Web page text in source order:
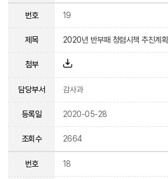
번호 19
제목 2020년 반부패 청렴시책 추진계획
첨부
담당부서 감사과
등록일 2020-05-28
조회수 2664
번호 18